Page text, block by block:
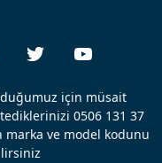
için müsait
0506 131 37
marka ve model kodunu